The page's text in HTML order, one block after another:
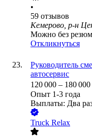
•
59 отзывов
Кемерово, р-н
Можно без
Откликнуться
Руководитель
автосервис
120 000 – 180 000
Опыт 1-3 года
Выплаты: Два
Truck Relax